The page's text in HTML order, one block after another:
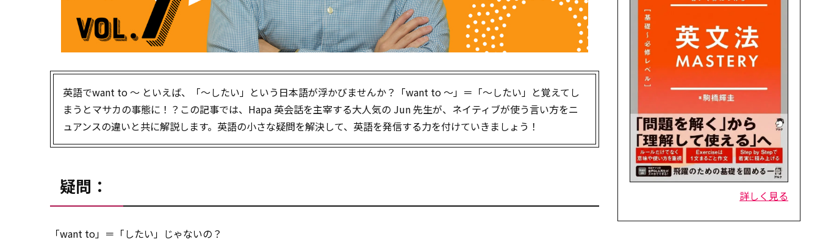
英語でwant to ～ といえば、「～したい」という日本語が浮かびませんか？「want to ～」＝「～したい」と覚えてし
まうとマサカの事態に！？この記事では、Hapa 英会話を主宰する大人気の Jun 先生が、ネイティブが使う言い方をニ
ュアンスの違いと共に解説します。英語の小さな疑問を解決して、英語を発信する力を付けていきましょう！
疑問：
「want to」＝「したい」じゃないの？
詳しく見る